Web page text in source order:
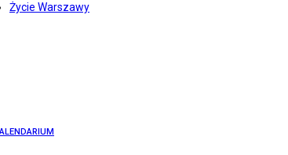
Życie Warszawy